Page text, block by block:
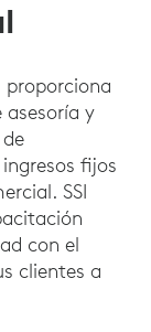
proporciona
y
fijos
SSI
con el
clientes a